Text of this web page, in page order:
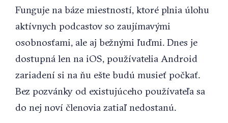
Funguje na báze miestností, ktoré plnia úlohu
aktívnych podcastov so zaujímavými
osobnosťami, ale aj bežnými ľuďmi. Dnes je
dostupná len na iOS, používatelia Android
zariadení si na ňu ešte budú musieť počkať.
Bez pozvánky od existujúceho používateľa sa
do nej noví členovia zatiaľ nedostanú.